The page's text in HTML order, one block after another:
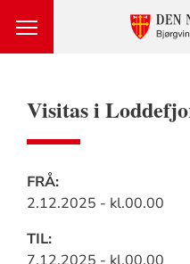
Visitas i
Praktisk
informasjon
FRÅ:
2.12.2025 - kl.00.00
TIL: